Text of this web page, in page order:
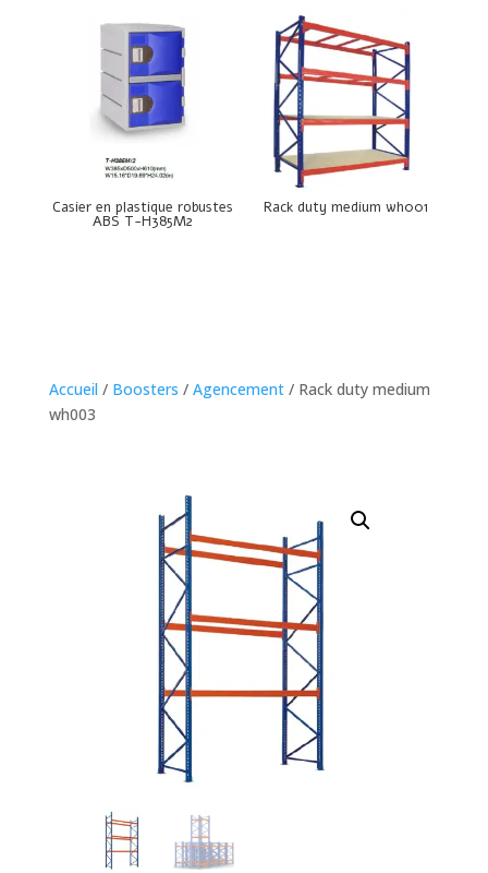
Casier en plastique robustes
ABS T-H385M2
Rack duty medium wh001
Accueil / Boosters / Agencement/ Rack duty medium
wh003